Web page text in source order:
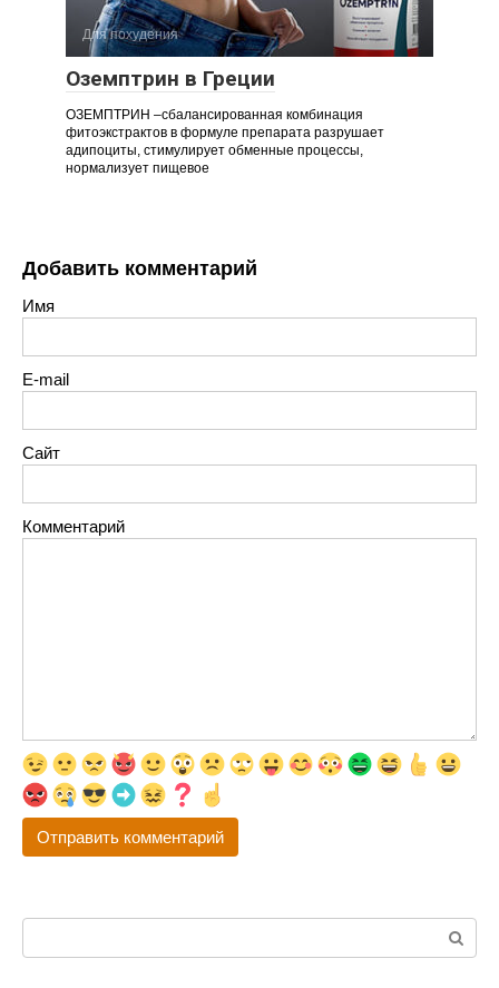
Для похудения
Оземптрин в Греции
ОЗЕМПТРИН –сбалансированная комбинация
фитоэкстрактов в формуле препарата разрушает
адипоциты, стимулирует обменные процессы,
нормализует пищевое
Добавить комментарий
Имя
E-mail
Сайт
Комментарий